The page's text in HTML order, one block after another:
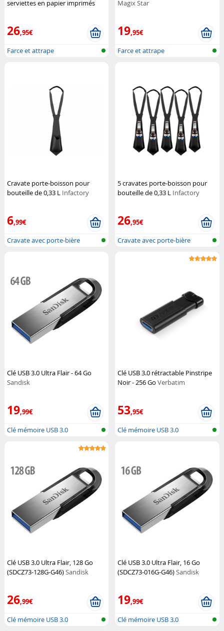
serviettes en papier imprimés
26,95€
Farce et attrape
Magix Star
19,95€
Farce et attrape
Cravate porte-boisson pour
bouteille de 0,33 L Infactory
6,99€
Cravate avec porte-bière
5 cravates porte-boisson pour
bouteille de 0,33 L Infactory
26,95€
Cravate avec porte-bière
Clé USB 3.0 Ultra Flair - 64 Go
Sandisk
19,99€
Clé mémoire USB 3.0
Clé USB 3.0 rétractable Pinstripe
Noir - 256 GoVerbatim
53,95€
Clé mémoire USB 3.0
Clé USB 3.0 Ultra Flair, 128 Go
(SDCZ73-128G-G46)Sandisk
26,99€
Clé mémoire USB 3.0
Clé USB 3.0 Ultra Flair, 16 Go
(SDCZ73-016G-G46)Sandisk
19,99€
Clé mémoire USB 3.0